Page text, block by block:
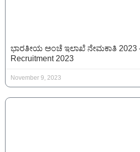
ಭಾರತೀಯ ಅಂಚೆ ಇಲಾಖೆ ನೇಮಕಾತಿ 2023
Recruitment 2023
November 9, 2023